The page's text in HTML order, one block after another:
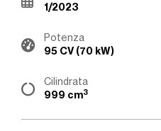
1/2023
Potenza
95 CV (70 kW)
Cilindrata
999 cm3